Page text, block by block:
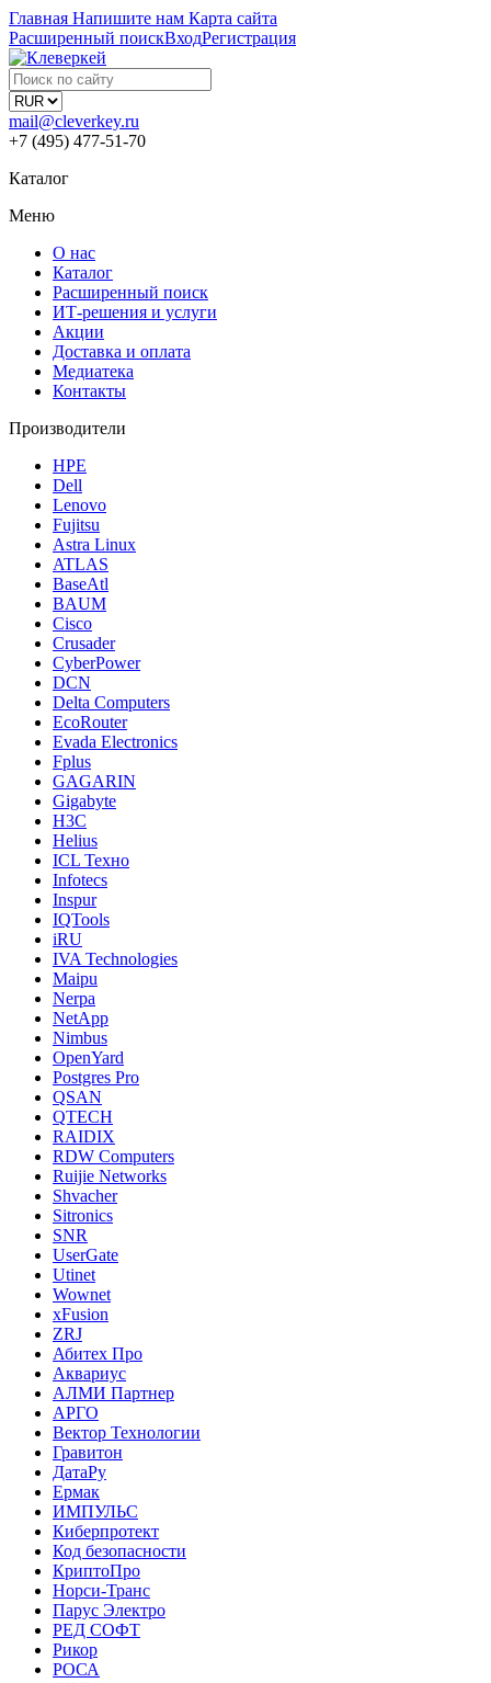
Главная Напишите нам Карта сайта
Расширенный поискВходРегистрация
mail@cleverkey.ru
+7 (495) 477-51-70
Каталог
Меню
О нас
Каталог
Расширенный поиск
ИТ-решения и услуги
Акции
Доставка и оплата
Медиатека
Контакты
Производители
HPE
Dell
Lenovo
Fujitsu
Astra Linux
ATLAS
BaseAtl
BAUM
Cisco
Crusader
CyberPower
DCN
Delta Computers
EcoRouter
Evada Electronics
Fplus
GAGARIN
Gigabyte
H3C
Helius
ICL Техно
Infotecs
Inspur
IQTools
iRU
IVA Technologies
Maipu
Nerpa
NetApp
Nimbus
OpenYard
Postgres Pro
QSAN
QTECH
RAIDIX
RDW Computers
Ruijie Networks
Shvacher
Sitronics
SNR
UserGate
Utinet
Wownet
xFusion
ZRJ
Абитех Про
Аквариус
АЛМИ Партнер
АРГО
Вектор Технологии
Гравитон
ДатаРу
Ермак
ИМПУЛЬС
Киберпротект
Код безопасности
КриптоПро
Норси-Транс
Парус Электро
РЕД СОФТ
Рикор
РОСА